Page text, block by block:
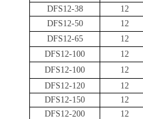
DFS12-38
12
DFS12-50
12
DFS12-65
12
DFS12-100
12
DFS12-100
12
DFS12-120
12
DFS12-150
12
DFS12-200 12